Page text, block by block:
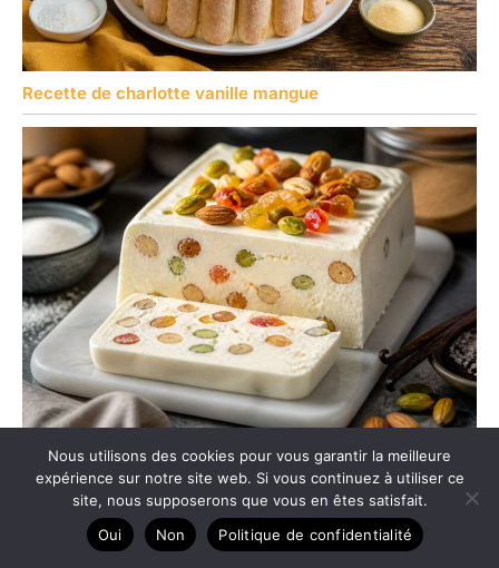
Recette de charlotte vanille mangue
Recette de nougat glacé maison facile et gourmand
Nous utilisons des cookies pour vous garantir la meilleure
expérience sur notre site web. Si vous continuez à utiliser ce
site, nous supposerons que vous en êtes satisfait.
Oui
Non Politique de confidentialité